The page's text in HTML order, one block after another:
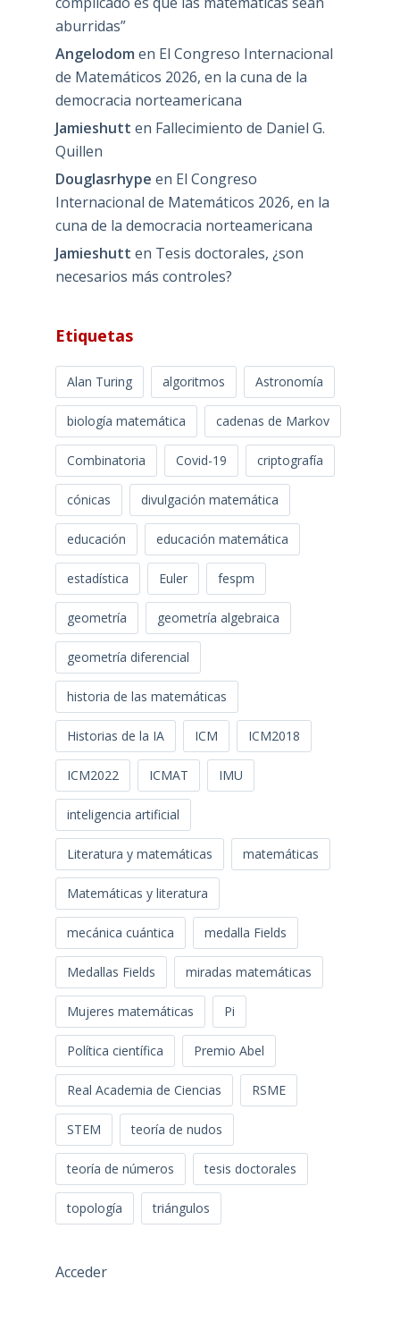
aburridas”
Angelodom en El Congreso Internacional
de Matemáticos 2026, en la cuna de la
democracia norteamericana
Jamieshutt en Fallecimiento de Daniel G.
Quillen
Douglasrhype en El Congreso
Internacional de Matemáticos 2026, en la
cuna de la democracia norteamericana
Jamieshutt en Tesis doctorales, ¿son
necesarios más controles?
Etiquetas
Alan Turing algoritmos Astronomía
biología matemática cadenas de Markov
Combinatoria Covid-19 criptografía
cónicas divulgación matemática
educación educación matemática
estadística Euler fespm
geometría geometría algebraica
geometría diferencial
historia de las matemáticas
Historias de la IA ICM ICM2018
ICM2022 ICMAT IMU
inteligencia artificial
Literatura y matemáticas matemáticas
Matemáticas y literatura
mecánica cuántica medalla Fields
Medallas Fields miradas matemáticas
Mujeres matemáticas Pi
Política científica Premio Abel
Real Academia de Ciencias RSME
STEM teoría de nudos
teoría de números tesis doctorales
topología triángulos
Acceder